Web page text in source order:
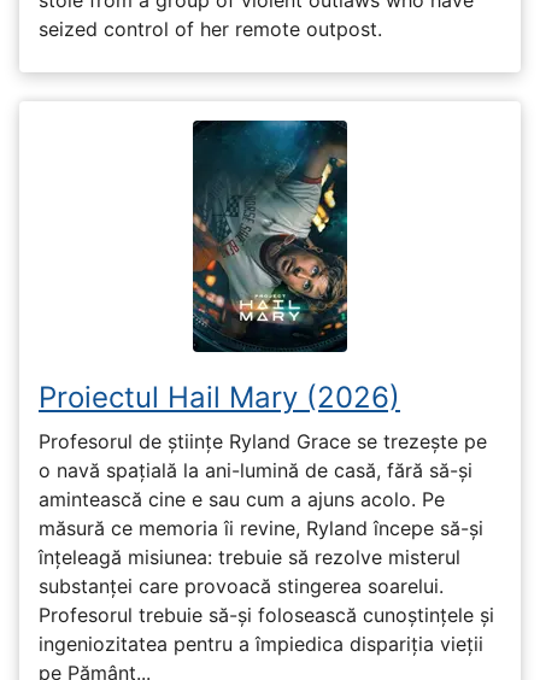
seized control of her remote outpost.
Proiectul Hail Mary (2026)
Profesorul de științe Ryland Grace se trezește pe
o navă spațială la ani-lumină de casă, fără să-și
amintească cine e sau cum a ajuns acolo. Pe
măsură ce memoria îi revine, Ryland începe să-și
înțeleagă misiunea: trebuie să rezolve misterul
substanței care provoacă stingerea soarelui.
Profesorul trebuie să-și folosească cunoștințele și
ingeniozitatea pentru a împiedica dispariția vieții
pe Pământ...